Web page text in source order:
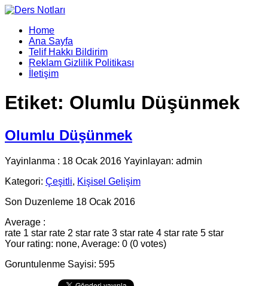
Home
Ana Sayfa
Telif Hakkı Bildirim
Reklam Gizlilik Politikası
İletişim
Etiket: Olumlu Düşünmek
Olumlu Düşünmek
Yayinlanma : 18 Ocak 2016 Yayinlayan: admin
Kategori: Çeşitli, Kişisel Gelişim
Son Duzenleme 18 Ocak 2016
Average :
rate 1 star rate 2 star rate 3 star rate 4 star rate 5 star
Your rating: none, Average: 0 (0 votes)
Goruntulenme Sayisi: 595